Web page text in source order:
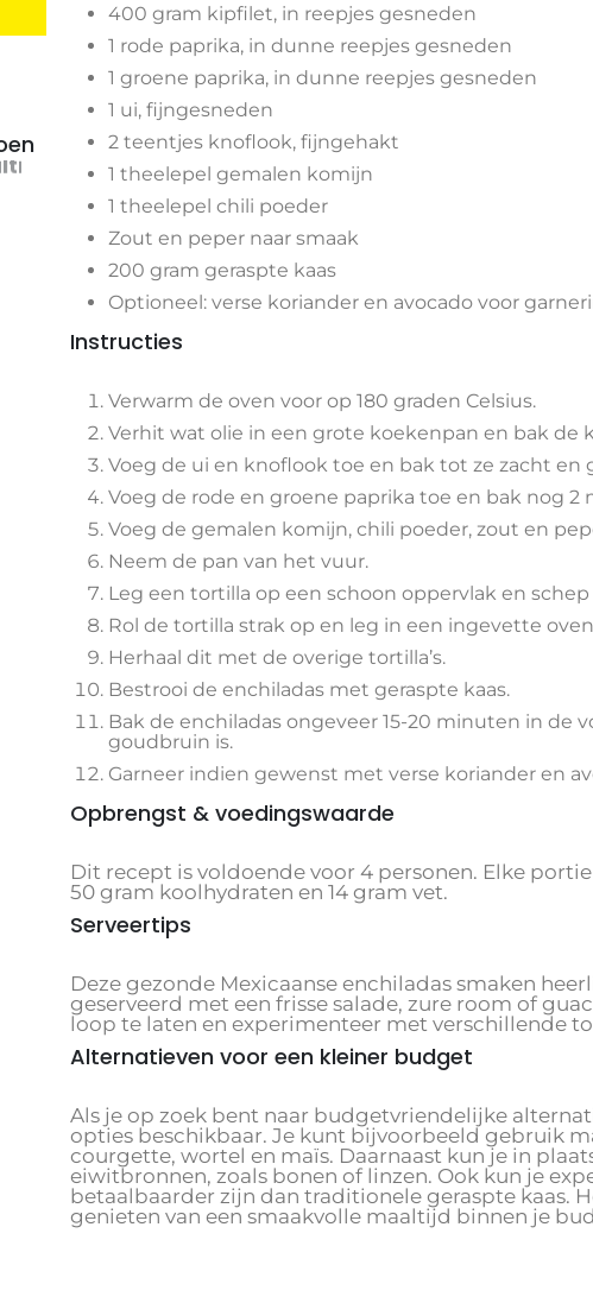
400 gram kipfilet, in reepjes gesneden
1 rode paprika, in dunne reepjes gesneden
1 groene paprika, in dunne reepjes gesneden
1 ui, fijngesneden
2 teentjes knoflook, fijngehakt
1 theelepel gemalen komijn
1 theelepel chili poeder
Zout en peper naar smaak
200 gram geraspte kaas
Optioneel: verse koriander en avocado voor
Instructies
Verwarm de oven voor op 180 graden Celsius.
Verhit wat olie in een grote koekenpan en bak de
Voeg de ui en knoflook toe en bak tot ze zacht en
Voeg de rode en groene paprika toe en bak nog 2
Voeg de gemalen komijn, chili poeder, zout en
Neem de pan van het vuur.
Leg een tortilla op een schoon oppervlak en
Rol de tortilla strak op en leg in een ingevette
Herhaal dit met de overige tortilla’s.
Bestrooi de enchiladas met geraspte kaas.
Bak de enchiladas ongeveer 15-20 minuten in de
goudbruin is.
Garneer indien gewenst met verse koriander en
Opbrengst & voedingswaarde
Dit recept is voldoende voor 4 personen. Elke
50 gram koolhydraten en 14 gram vet.
Serveertips
Deze gezonde Mexicaanse enchiladas smaken
geserveerd met een frisse salade, zure room of
loop te laten en experimenteer met verschillende
Alternatieven voor een kleiner budget
Als je op zoek bent naar budgetvriendelijke
opties beschikbaar. Je kunt bijvoorbeeld gebruik
courgette, wortel en maïs. Daarnaast kun je in
eiwitbronnen, zoals bonen of linzen. Ook kun je
betaalbaarder zijn dan traditionele geraspte kaas.
genieten van een smaakvolle maaltijd binnen je